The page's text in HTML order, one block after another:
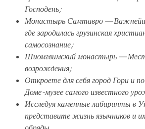
Господень;
Монастырь Самтавро —
где зародилась грузинская
самосознание;
Шиомгвимский монастырь —
возрождения;
Откроете для себя город Гори и
Доме-музее самого известного
Исследуя каменные лабиринты в
представите жизнь язычников и